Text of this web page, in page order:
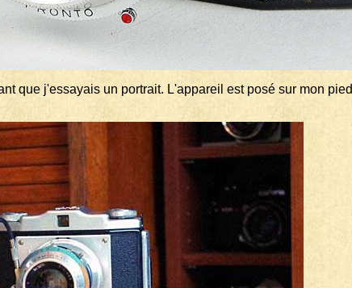
que j'essayais un portrait. L'appareil est posé sur mon pied